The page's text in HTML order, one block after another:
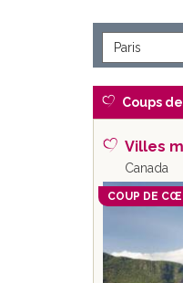
Paris
Coups
Villes
Canada
COUP DE